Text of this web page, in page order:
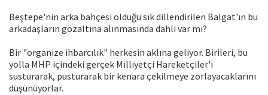
Beştepe'nin arka bahçesi olduğu sık dillendirilen Balgat'ın bu
arkadaşların gözaltına alınmasında dahli var mı?
Bir "organize ihbarcılık" herkesin aklına geliyor. Birileri, bu
yolla MHP içindeki gerçek Milliyetçi Hareketçiler'i
susturarak, pusturarak bir kenara çekilmeye zorlayacaklarını
düşünüyorlar.